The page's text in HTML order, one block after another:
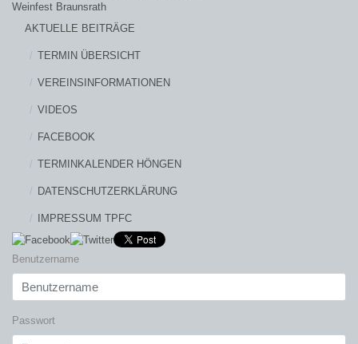
Weinfest Braunsrath
AKTUELLE BEITRÄGE
TERMIN ÜBERSICHT
VEREINSINFORMATIONEN
VIDEOS
FACEBOOK
TERMINKALENDER HÖNGEN
DATENSCHUTZERKLÄRUNG
IMPRESSUM TPFC
Benutzername
Passwort